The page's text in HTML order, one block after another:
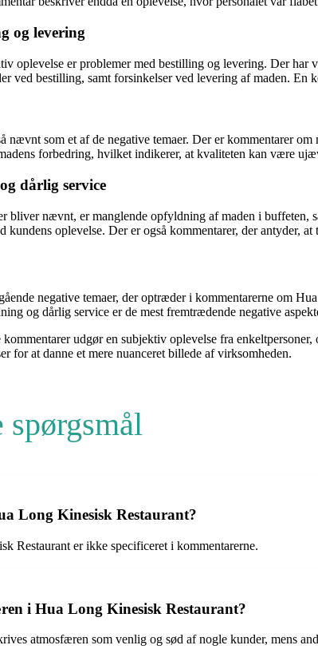
og levering
oplevelse er problemer med bestilling og levering. Der
ved bestilling, samt forsinkelser ved levering af maden.
nævnt som et af de negative temaer. Der er kommentarer
forbedring, hvilket indikerer, at kvaliteten kan være
dårlig service
bliver nævnt, er manglende opfyldning af maden i
kundens oplevelse. Der er også kommentarer, der antyder,
negative temaer, der optræder i kommentarerne om
og dårlig service er de mest fremtrædende negative
udgør en subjektiv oplevelse fra
for at danne et mere nuanceret billede af virksomheden.
Long Kinesisk Restaurant?
Restaurant er ikke specificeret i kommentarerne.
i Hua Long Kinesisk Restaurant?
atmosfæren som venlig og sød af nogle kunder, mens